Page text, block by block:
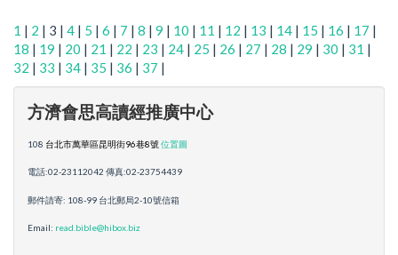
1 | 2 | 3 | 4 | 5 | 6 | 7 | 8 | 9 | 10 | 11 | 12 | 13 | 14 | 15 | 16 | 17 |
18 | 19 | 20 | 21 | 22 | 23 | 24 | 25 | 26 | 27 | 28 | 29 | 30 | 31 |
32 | 33 | 34 | 35 | 36 | 37 |
方濟會思高讀經推廣中心
108 台北市萬華區昆明街96巷8號位置圖
電話:02-23112042 傳真:02-23754439
郵件請寄: 108-99 台北郵局2-10號信箱
Email: read.bible@hibox.biz